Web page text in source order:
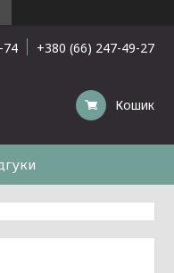
74 +380 (66) 247-49-27
Кошик